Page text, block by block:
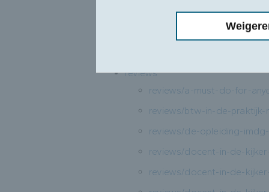
over-ons/partners
reviews
reviews/a-must-do-for-
reviews/btw-in-de-praktijk-
reviews/de-opleiding-
reviews/docent-in-de-
reviews/docent-in-de-